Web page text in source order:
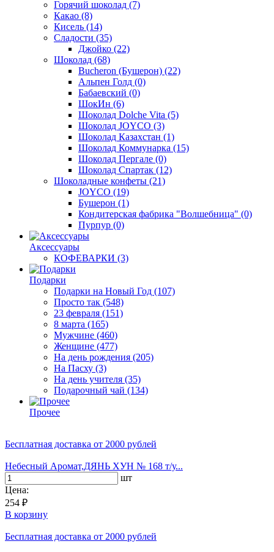
Горячий шоколад (7)
Какао (8)
Кисель (14)
Сладости (35)
Джойко (22)
Шоколад (68)
Bucheron (Бушерон) (22)
Альпен Голд (0)
Бабаевский (0)
ШокИн (6)
Шоколад Dolche Vita (5)
Шоколад JOYCO (3)
Шоколад Казахстан (1)
Шоколад Коммунарка (15)
Шоколад Пергале (0)
Шоколад Спартак (12)
Шоколадные конфеты (21)
JOYCO (19)
Бушерон (1)
Кондитерская фабрика "Волшебница" (0)
Пурпур (0)
Аксессуары
КОФЕВАРКИ (3)
Подарки
Подарки на Новый Год (107)
Просто так (548)
23 февраля (151)
8 марта (165)
Мужчине (460)
Женщине (477)
На день рождения (205)
На Пасху (3)
На день учителя (35)
Подарочный чай (134)
Прочее
Бесплатная доставка от 2000 рублей
Небесный Аромат,ДЯНЬ ХУН № 168 т/у...
шт
Цена:
254 ₽
В корзину
Бесплатная доставка от 2000 рублей